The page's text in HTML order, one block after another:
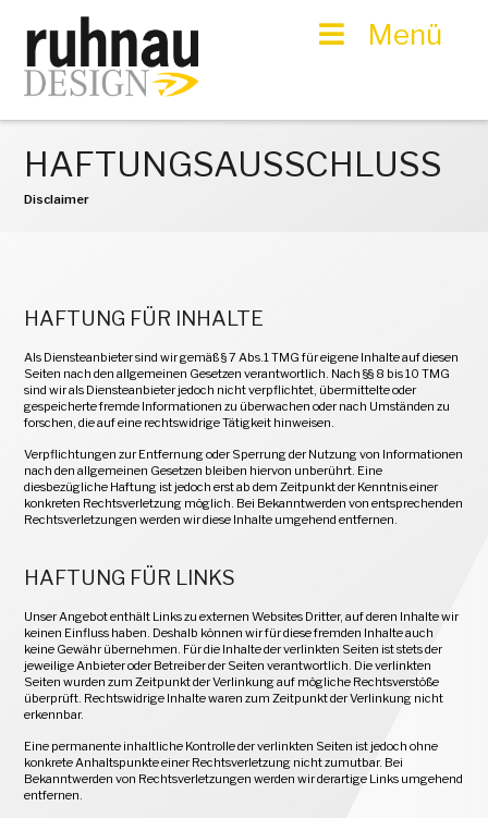
Menü
HAFTUNGSAUSSCHLUSS
Disclaimer
HAFTUNG FÜR INHALTE
Als Diensteanbieter sind wir gemäß § 7 Abs.1 TMG für eigene Inhalte auf diesen
Seiten nach den allgemeinen Gesetzen verantwortlich. Nach §§ 8 bis 10 TMG
sind wir als Diensteanbieter jedoch nicht verpflichtet, übermittelte oder
gespeicherte fremde Informationen zu überwachen oder nach Umständen zu
forschen, die auf eine rechtswidrige Tätigkeit hinweisen.
Verpflichtungen zur Entfernung oder Sperrung der Nutzung von Informationen
nach den allgemeinen Gesetzen bleiben hiervon unberührt. Eine
diesbezügliche Haftung ist jedoch erst ab dem Zeitpunkt der Kenntnis einer
konkreten Rechtsverletzung möglich. Bei Bekanntwerden von entsprechenden
Rechtsverletzungen werden wir diese Inhalte umgehend entfernen.
HAFTUNG FÜR LINKS
Unser Angebot enthält Links zu externen Websites Dritter, auf deren Inhalte wir
keinen Einfluss haben. Deshalb können wir für diese fremden Inhalte auch
keine Gewähr übernehmen. Für die Inhalte der verlinkten Seiten ist stets der
jeweilige Anbieter oder Betreiber der Seiten verantwortlich. Die verlinkten
Seiten wurden zum Zeitpunkt der Verlinkung auf mögliche Rechtsverstöße
überprüft. Rechtswidrige Inhalte waren zum Zeitpunkt der Verlinkung nicht
erkennbar.
Eine permanente inhaltliche Kontrolle der verlinkten Seiten ist jedoch ohne
konkrete Anhaltspunkte einer Rechtsverletzung nicht zumutbar. Bei
Bekanntwerden von Rechtsverletzungen werden wir derartige Links umgehend
entfernen.